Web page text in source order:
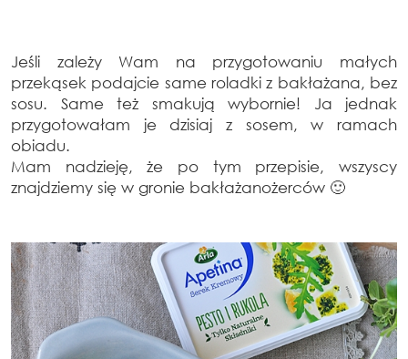
Jeśli zależy Wam na przygotowaniu małych
przekąsek podajcie same roladki z bakłażana, bez
sosu. Same też smakują wybornie! Ja jednak
przygotowałam je dzisiaj z sosem, w ramach
obiadu.
Mam nadzieję, że po tym przepisie, wszyscy
znajdziemy się w gronie bakłażanożerców 🙂